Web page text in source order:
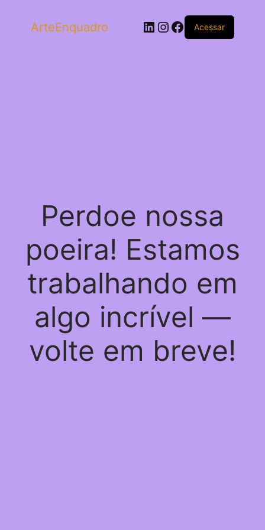
ArteEnquadro LinkedIn
Instagram
Facebook
Acessar
Perdoe nossa
poeira! Estamos
trabalhando em
algo incrível —
volte em breve!